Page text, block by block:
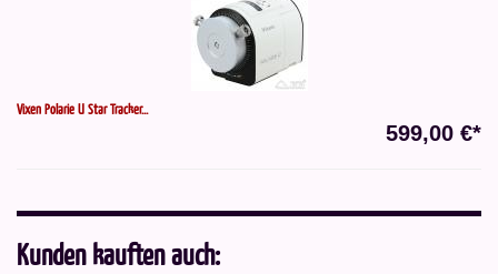
Vixen Polarie U Star Tracker...
599,00 €*
Kunden kauften auch: